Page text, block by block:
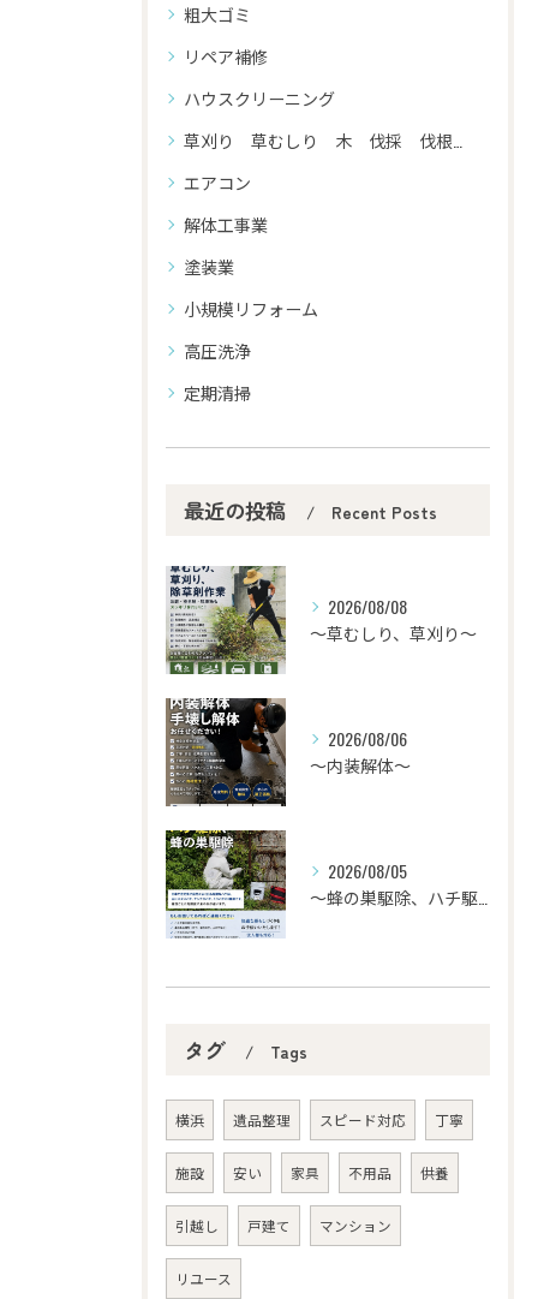
粗大ゴミ
リペア補修
ハウスクリーニング
草刈り 草むしり 木 伐採 伐根 剪定
エアコン
解体工事業
塗装業
小規模リフォーム
高圧洗浄
定期清掃
最近の投稿 Recent Posts
2026/08/08
〜草むしり、草刈り～
2026/08/06
〜内装解体〜
2026/08/05
タグ Tags
横浜 遺品整理 スピード対応 丁寧
施設 安い 家具 不用品 供養
引越し 戸建て マンション
リユース